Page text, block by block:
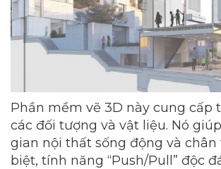
Phần mềm vẽ 3D này cung cấp
các đối tượng và vật liệu. Nó
gian nội thất sống động và chân
biệt, tính năng “Push/Pull” độc